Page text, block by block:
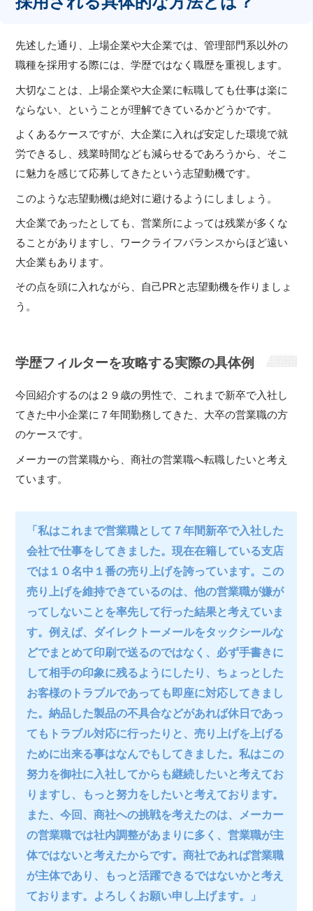
先述した通り、上場企業や大企業では、管理部門系以外の
職種を採用する際には、学歴ではなく職歴を重視します。
大切なことは、上場企業や大企業に転職しても仕事は楽に
ならない、ということが理解できているかどうかです。
よくあるケースですが、大企業に入れば安定した環境で就
労できるし、残業時間なども減らせるであろうから、そこ
に魅力を感じて応募してきたという志望動機です。
このような志望動機は絶対に避けるようにしましょう。
大企業であったとしても、営業所によっては残業が多くな
ることがありますし、ワークライフバランスからほど遠い
大企業もあります。
その点を頭に入れながら、自己PRと志望動機を作りましょ
う。
学歴フィルターを攻略する実際の具体例
今回紹介するのは２９歳の男性で、これまで新卒で入社し
てきた中小企業に７年間勤務してきた、大卒の営業職の方
のケースです。
メーカーの営業職から、商社の営業職へ転職したいと考え
ています。
「私はこれまで営業職として７年間新卒で入社した
会社で仕事をしてきました。現在在籍している支店
では１０名中１番の売り上げを誇っています。この
売り上げを維持できているのは、他の営業職が嫌が
ってしないことを率先して行った結果と考えていま
す。例えば、ダイレクトーメールをタックシールな
どでまとめて印刷で送るのではなく、必ず手書きに
して相手の印象に残るようにしたり、ちょっとした
お客様のトラブルであっても即座に対応してきまし
た。納品した製品の不具合などがあれば休日であっ
てもトラブル対応に行ったりと、売り上げを上げる
ために出来る事はなんでもしてきました。私はこの
努力を御社に入社してからも継続したいと考えてお
りますし、もっと努力をしたいと考えております。
また、今回、商社への挑戦を考えたのは、メーカー
の営業職では社内調整があまりに多く、営業職が主
体ではないと考えたからです。商社であれば営業職
が主体であり、もっと活躍できるではないかと考え
ております。よろしくお願い申し上げます。」